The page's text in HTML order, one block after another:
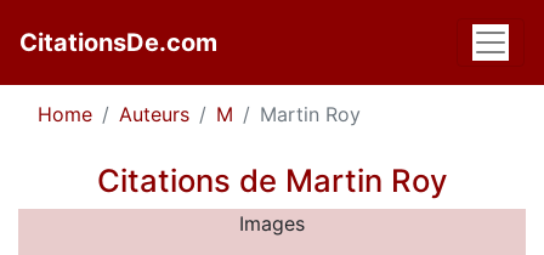
CitationsDe.com
Home Auteurs M Martin Roy
Citations de Martin Roy
Images